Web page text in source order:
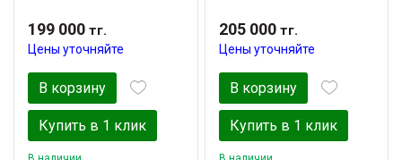
199 000 тг.
Цены уточняйте
В корзину
Купить в 1 клик
205 000тг.
Цены уточняйте
В корзину
Купить в 1 клик